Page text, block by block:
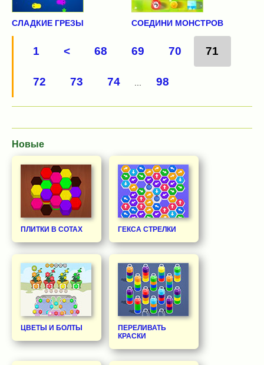
СЛАДКИЕ ГРЕЗЫ СОЕДИНИ МОНСТРОВ
1 < 68 69 70 71
72 73 74 98
Новые
ПЛИТКИ В СОТАХ ГЕКСА СТРЕЛКИ
ЦВЕТЫ И БОЛТЫ
ПЕРЕЛИВАТЬ
КРАСКИ